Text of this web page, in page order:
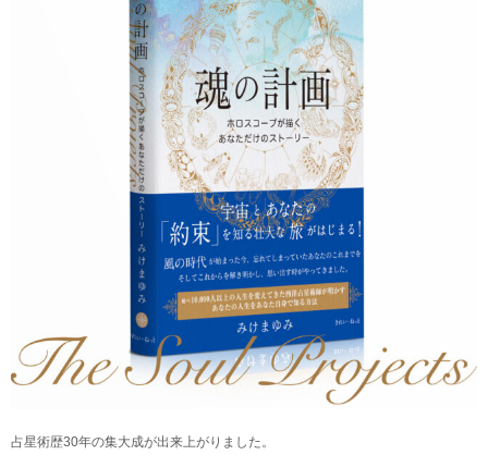
占星術歴30年の集大成が出来上がりました。